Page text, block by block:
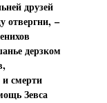
друзей
отвергни, –
дерзком
и смерти
Зевса